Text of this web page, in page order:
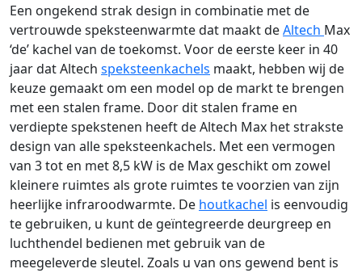
Een ongekend strak design in combinatie met de
vertrouwde speksteenwarmte dat maakt deAltech Max
‘de’ kachel van de toekomst. Voor de eerste keer in 40
jaar dat Altech speksteenkachels maakt, hebben wij de
keuze gemaakt om een model op de markt te brengen
met een stalen frame. Door dit stalen frame en
verdiepte spekstenen heeft de Altech Max het strakste
design van alle speksteenkachels. Met een vermogen
van 3 tot en met 8,5 kW is de Max geschikt om zowel
kleinere ruimtes als grote ruimtes te voorzien van zijn
heerlijke infraroodwarmte. De houtkachel is eenvoudig
te gebruiken, u kunt de geïntegreerde deurgreep en
luchthendel bedienen met gebruik van de
meegeleverde sleutel. Zoals u van ons gewend bent is